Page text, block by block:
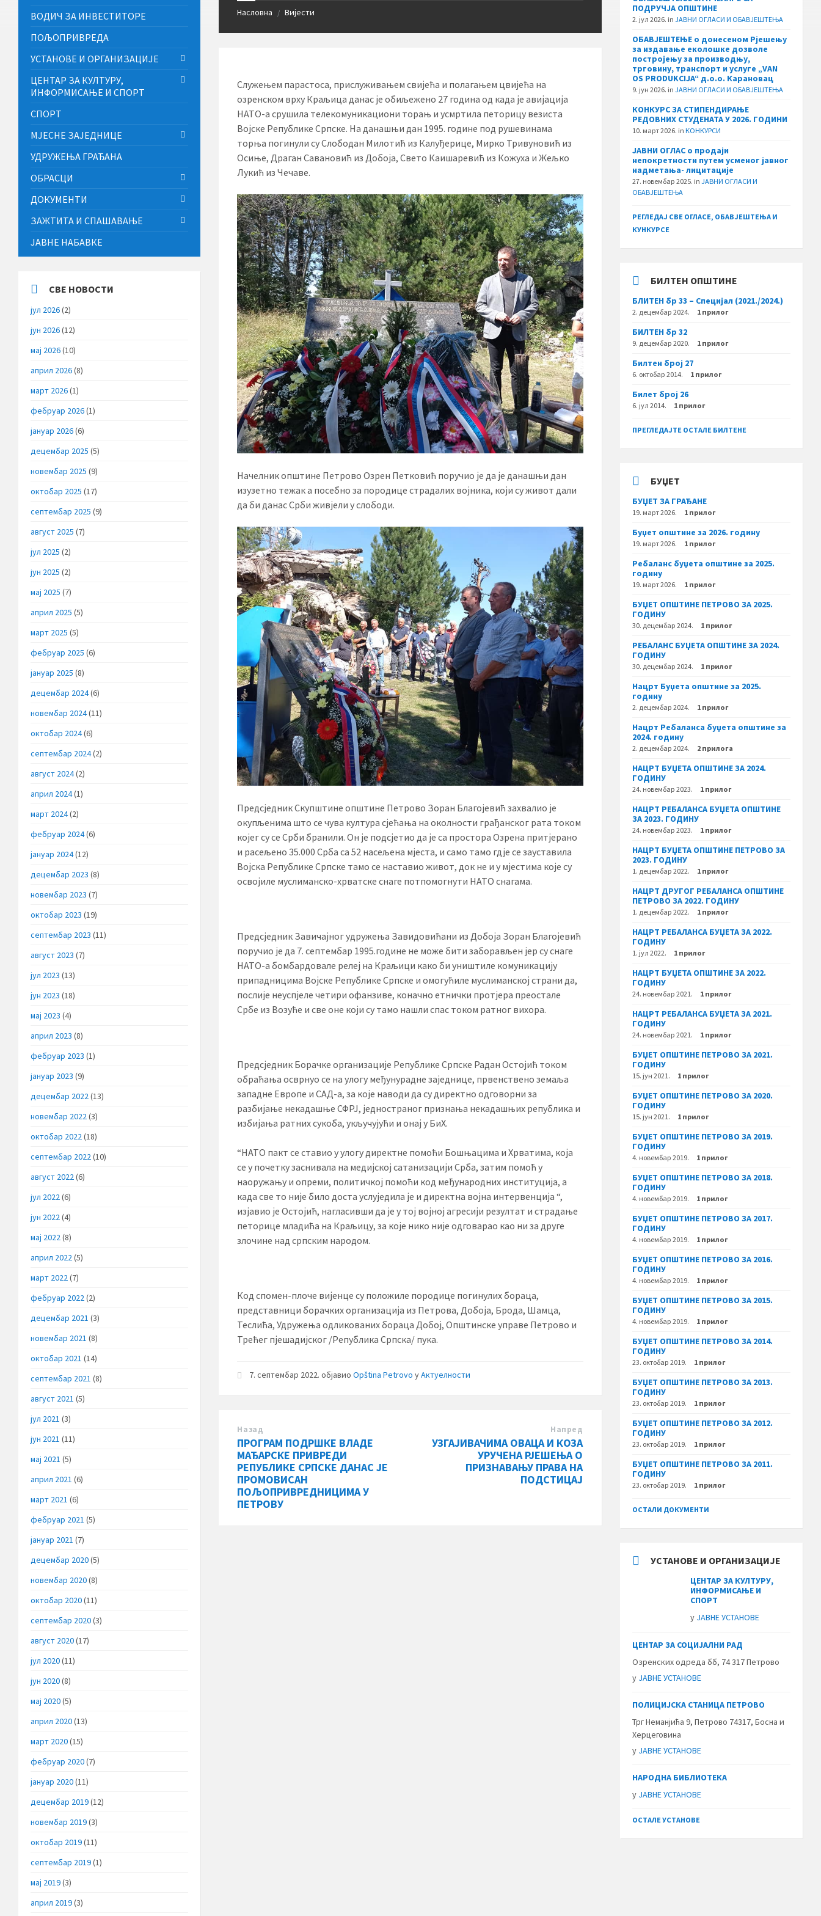
Насловна / Вијести
Служењем парастоса, прислуживањем свијећа и полагањем цвијећа на
озренском врху Краљица данас је обиљежено 27 година од када је авијација
НАТО-а срушила телекомуникациони торањ и усмртила петорицу везиста
Војске Републике Српске. На данашњи дан 1995. године под рушевинама
торња погинули су Слободан Милотић из Калуђерице, Мирко Тривуновић из
Осиње, Драган Савановић из Добоја, Свето Каишаревић из Кожуха и Жељко
Лукић из Чечаве.
Начелник општине Петрово Озрен Петковић поручио је да је данашњи дан
изузетно тежак а посебно за породице страдалих војника, који су живот дали
да би данас Срби живјели у слободи.
Предсједник Скупштине општине Петрово Зоран Благојевић захвалио је
окупљенима што се чува култура сјећања на околности грађанског рата током
којег су се Срби бранили. Он је подсјетио да је са простора Озрена притјерано
и расељено 35.000 Срба са 52 насељена мјеста, и само тамо гдје се зауставила
Војска Републике Српске тамо се наставио живот, док не и у мјестима које су
освојиле муслиманско-хрватске снаге потпомогнути НАТО снагама.
Предсједник Завичајног удружења Завидовићани из Добоја Зоран Благојевић
поручио је да 7. септембар 1995.године не може бити заборављен јер су снаге
НАТО-а бомбардовале релеј на Краљици како би уништиле комуникацију
припадницима Војске Републике Српске и омогућиле муслиманској страни да,
послије неуспјеле четири офанзиве, коначно етнички протјера преостале
Србе из Возуће и све оне који су тамо нашли спас током ратног вихора.
Предсједник Борачке организације Републике Српске Радан Остојић током
обраћања осврнуо се на улогу међунурадне заједнице, првенствено земаља
западне Европе и САД-а, за које наводи да су директно одговорни за
разбијање некадашње СФРЈ, једностраног признања некадашњих република и
избијања ратних сукоба, укључујући и онај у БиХ.
“НАТО пакт се ставио у улогу директне помоћи Бошњацима и Хрватима, која
се у почетку заснивала на медијској сатанизацији Срба, затим помоћ у
наоружању и опреми, политичкој помоћи код међународних институција, а
када све то није било доста услуједила је и директна војна интервенција “,
изјавио је Остојић, нагласивши да је у тој војној агресији резултат и страдање
петорице младића на Краљицу, за које нико није одговарао као ни за друге
злочине над српским народом.
Код спомен-плоче вијенце су положиле породице погинулих бораца,
представници борачких организација из Петрова, Добоја, Брода, Шамца,
Теслића, Удружења одликованих бораца Добој, Општинске управе Петрово и
Трећег пјешадијског /Република Српска/ пука.
7. септембар 2022.објавиоOpština Petrovo уАктуелности
Назад
ПРОГРАМ ПОДРШКЕ ВЛАДЕ
МАЂАРСКЕ ПРИВРЕДИ
РЕПУБЛИКЕ СРПСКЕ ДАНАС ЈЕ
ПРОМОВИСАН
ПОЉОПРИВРЕДНИЦИМА У
ПЕТРОВУ
Напред
УЗГАЈИВАЧИМА ОВАЦА И КОЗА
УРУЧЕНА РЈЕШЕЊА О
ПРИЗНАВАЊУ ПРАВА НА
ПОДСТИЦАЈ
ВОДИЧ ЗА ИНВЕСТИТОРЕ
ПОЉОПРИВРЕДА
УСТАНОВЕ И ОРГАНИЗАЦИЈЕ
ЦЕНТАР ЗА КУЛТУРУ,
ИНФОРМИСАЊЕ И СПОРТ
СПОРТ
МЈЕСНЕ ЗАЈЕДНИЦЕ
УДРУЖЕЊА ГРАЂАНА
ОБРАСЦИ
ДОКУМЕНТИ
ЗАЖТИТА И СПАШАВАЊЕ
ЈАВНЕ НАБАВКЕ
СВЕ НОВОСТИ
јул 2026(2)
јун 2026(12)
мај 2026(10)
април 2026(8)
март 2026(1)
фебруар 2026(1)
јануар 2026(6)
децембар 2025 (5)
новембар 2025 (9)
октобар 2025 (17)
септембар 2025 (9)
август 2025 (7)
јул 2025 (2)
јун 2025 (2)
мај 2025 (7)
април 2025 (5)
март 2025 (5)
фебруар 2025 (6)
јануар 2025 (8)
децембар 2024(6)
новембар 2024(11)
октобар 2024(6)
септембар 2024(2)
август 2024(2)
април 2024(1)
март 2024(2)
фебруар 2024(6)
јануар 2024(12)
децембар 2023 (8)
новембар 2023 (7)
октобар 2023 (19)
септембар 2023 (11)
август 2023 (7)
јул 2023 (13)
јун 2023 (18)
мај 2023 (4)
април 2023 (8)
фебруар 2023 (1)
јануар 2023 (9)
децембар 2022(13)
новембар 2022(3)
октобар 2022(18)
септембар 2022(10)
август 2022(6)
јул 2022(6)
јун 2022(4)
мај 2022(8)
април 2022(5)
март 2022(7)
фебруар 2022(2)
децембар 2021 (3)
новембар 2021 (8)
октобар 2021 (14)
септембар 2021 (8)
август 2021 (5)
јул 2021 (3)
јун 2021 (11)
мај 2021 (5)
април 2021 (6)
март 2021 (6)
фебруар 2021 (5)
јануар 2021 (7)
децембар 2020(5)
новембар 2020(8)
октобар 2020(11)
септембар 2020(3)
август 2020(17)
јул 2020(11)
јун 2020(8)
мај 2020(5)
април 2020(13)
март 2020(15)
фебруар 2020(7)
јануар 2020(11)
децембар 2019(12)
новембар 2019(3)
октобар 2019(11)
септембар 2019(1)
мај 2019(3)
април 2019(3)
ПОДРУЧЈА ОПШТИНЕ
2. јул 2026. inЈАВНИ ОГЛАСИ И ОБАВЈЕШТЕЊА
ОБАВЈЕШТЕЊЕ о донесеном Рјешењу
за издавање еколошке дозволе
постројењу за производњу,
трговину, транспорт и услуге „VAN
OS PRODUKCIJA“ д.о.о. Карановац
9. јун 2026. inЈАВНИ ОГЛАСИ И ОБАВЈЕШТЕЊА
КОНКУРС ЗА СТИПЕНДИРАЊЕ
РЕДОВНИХ СТУДЕНАТА У 2026. ГОДИНИ
10. март 2026. inКОНКУРСИ
ЈАВНИ ОГЛАС о продаји
непокретности путем усменог јавног
надметања- лицитације
27. новембар 2025. inЈАВНИ ОГЛАСИ И
ОБАВЈЕШТЕЊА
РЕГЛЕДАЈ СВЕ ОГЛАСЕ, ОБАВЈЕШТЕЊА И
КУНКУРСЕ
БИЛТЕН ОПШТИНЕ
БЛИТЕН бр 33 – Специјал (2021./2024.)
2. децембар 2024. 1 прилог
БИЛТЕН бр 32
9. децембар 2020. 1 прилог
Билтен број 27
6. октобар 2014. 1 прилог
Билет број 26
6. јул 2014. 1 прилог
ПРЕГЛЕДАЈТЕ ОСТАЛЕ БИЛТЕНЕ
БУЏЕТ
БУЏЕТ ЗА ГРАЂАНЕ
19. март 2026. 1 прилог
Буџет општине за 2026. годину
19. март 2026. 1 прилог
Ребаланс буџета општине за 2025.
годину
19. март 2026. 1 прилог
БУЏЕТ ОПШТИНЕ ПЕТРОВО ЗА 2025.
ГОДИНУ
30. децембар 2024. 1 прилог
РЕБАЛАНС БУЏЕТА ОПШТИНЕ ЗА 2024.
ГОДИНУ
30. децембар 2024. 1 прилог
Нацрт Буџета општине за 2025.
годину
2. децембар 2024. 1 прилог
Нацрт Ребаланса буџета општине за
2024. годину
2. децембар 2024. 2 прилога
НАЦРТ БУЏЕТА ОПШТИНЕ ЗА 2024.
ГОДИНУ
24. новембар 2023. 1 прилог
НАЦРТ РЕБАЛАНСА БУЏЕТА ОПШТИНЕ
ЗА 2023. ГОДИНУ
24. новембар 2023. 1 прилог
НАЦРТ БУЏЕТА ОПШТИНЕ ПЕТРОВО ЗА
2023. ГОДИНУ
1. децембар 2022. 1 прилог
НАЦРТ ДРУГОГ РЕБАЛАНСА ОПШТИНЕ
ПЕТРОВО ЗА 2022. ГОДИНУ
1. децембар 2022. 1 прилог
НАЦРТ РЕБАЛАНСА БУЏЕТА ЗА 2022.
ГОДИНУ
1. јул 2022. 1 прилог
НАЦРТ БУЏЕТА ОПШТИНЕ ЗА 2022.
ГОДИНУ
24. новембар 2021. 1 прилог
НАЦРТ РЕБАЛАНСА БУЏЕТА ЗА 2021.
ГОДИНУ
24. новембар 2021. 1 прилог
БУЏЕТ ОПШТИНЕ ПЕТРОВО ЗА 2021.
ГОДИНУ
15. јун 2021. 1 прилог
БУЏЕТ ОПШТИНЕ ПЕТРОВО ЗА 2020.
ГОДИНУ
15. јун 2021. 1 прилог
БУЏЕТ ОПШТИНЕ ПЕТРОВО ЗА 2019.
ГОДИНУ
4. новембар 2019. 1 прилог
БУЏЕТ ОПШТИНЕ ПЕТРОВО ЗА 2018.
ГОДИНУ
4. новембар 2019. 1 прилог
БУЏЕТ ОПШТИНЕ ПЕТРОВО ЗА 2017.
ГОДИНУ
4. новембар 2019. 1 прилог
БУЏЕТ ОПШТИНЕ ПЕТРОВО ЗА 2016.
ГОДИНУ
4. новембар 2019. 1 прилог
БУЏЕТ ОПШТИНЕ ПЕТРОВО ЗА 2015.
ГОДИНУ
4. новембар 2019. 1 прилог
БУЏЕТ ОПШТИНЕ ПЕТРОВО ЗА 2014.
ГОДИНУ
23. октобар 2019. 1 прилог
БУЏЕТ ОПШТИНЕ ПЕТРОВО ЗА 2013.
ГОДИНУ
23. октобар 2019. 1 прилог
БУЏЕТ ОПШТИНЕ ПЕТРОВО ЗА 2012.
ГОДИНУ
23. октобар 2019. 1 прилог
БУЏЕТ ОПШТИНЕ ПЕТРОВО ЗА 2011.
ГОДИНУ
23. октобар 2019. 1 прилог
ОСТАЛИ ДОКУМЕНТИ
УСТАНОВЕ И ОРГАНИЗАЦИЈЕ
ЦЕНТАР ЗА КУЛТУРУ,
ИНФОРМИСАЊЕ И
СПОРТ
у ЈАВНЕ УСТАНОВЕ
ЦЕНТАР ЗА СОЦИЈАЛНИ РАД
Озренских одреда бб, 74 317 Петрово
у ЈАВНЕ УСТАНОВЕ
ПОЛИЦИЈСКА СТАНИЦА ПЕТРОВО
Трг Неманјића 9, Петрово 74317, Босна и
Херцеговина
у ЈАВНЕ УСТАНОВЕ
НАРОДНА БИБЛИОТЕКА
у ЈАВНЕ УСТАНОВЕ
ОСТАЛЕ УСТАНОВЕ